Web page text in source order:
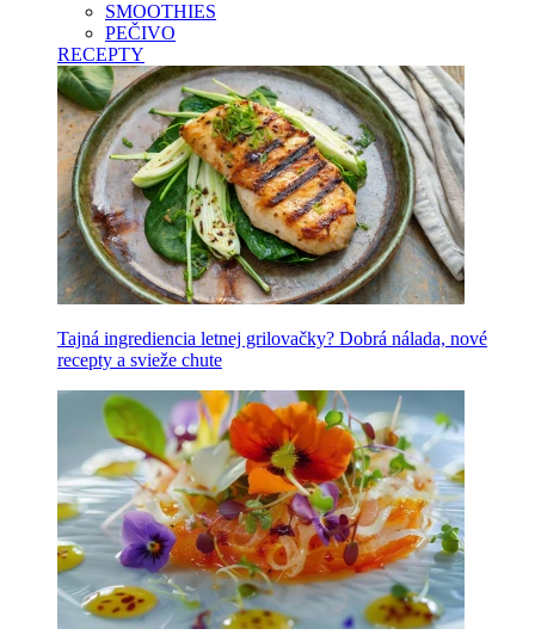
SMOOTHIES
PEČIVO
RECEPTY
Tajná ingrediencia letnej grilovačky? Dobrá nálada, nové
recepty a svieže chute